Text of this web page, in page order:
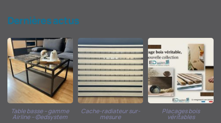
Dernières actus
Table basse – gamme
Airline – ©edsystem
Cache-radiateur sur-
mesure
Placages bois
véritables